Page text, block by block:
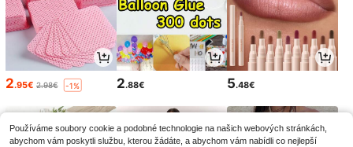
2.95€ 2.98€ -1% 2.88€ 5.48€
Používáme soubory cookie a podobné technologie na našich webových stránkách,
abychom vám poskytli službu, kterou žádáte, a abychom vám nabídli co nejlepší